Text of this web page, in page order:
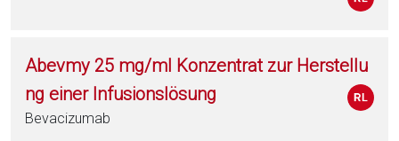
Abevmy 25 mg/ml Konzentrat zur Herstellu
ng einer Infusionslösung
Bevacizumab